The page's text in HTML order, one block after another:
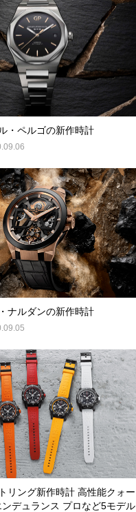
・ペルゴの新作時計
ナルダンの新作時計
リング新作時計 高性能クォー
デュランス プロなど5モデル